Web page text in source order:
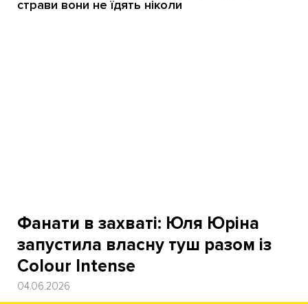
страви вони не їдять ніколи
Фанати в захваті: Юля Юріна
запустила власну туш разом із
Colour Intense
04.06.2026